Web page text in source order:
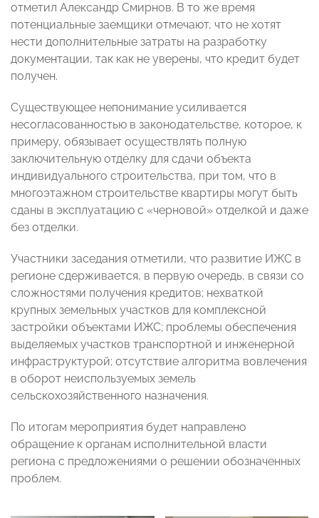
отметил Александр Смирнов. В то же время
потенциальные заемщики отмечают, что не хотят
нести дополнительные затраты на разработку
документации, так как не уверены, что кредит будет
получен.
Существующее непонимание усиливается
несогласованностью в законодательстве, которое, к
примеру, обязывает осуществлять полную
заключительную отделку для сдачи объекта
индивидуального строительства, при том, что в
многоэтажном строительстве квартиры могут быть
сданы в эксплуатацию с «черновой» отделкой и даже
без отделки.
Участники заседания отметили, что развитие ИЖС в
регионе сдерживается, в первую очередь, в связи со
сложностями получения кредитов; нехваткой
крупных земельных участков для комплексной
застройки объектами ИЖС; проблемы обеспечения
выделяемых участков транспортной и инженерной
инфраструктурой; отсутствие алгоритма вовлечения
в оборот неиспользуемых земель
сельскохозяйственного назначения.
По итогам мероприятия будет направлено
обращение к органам исполнительной власти
региона с предложениями о решении обозначенных
проблем.